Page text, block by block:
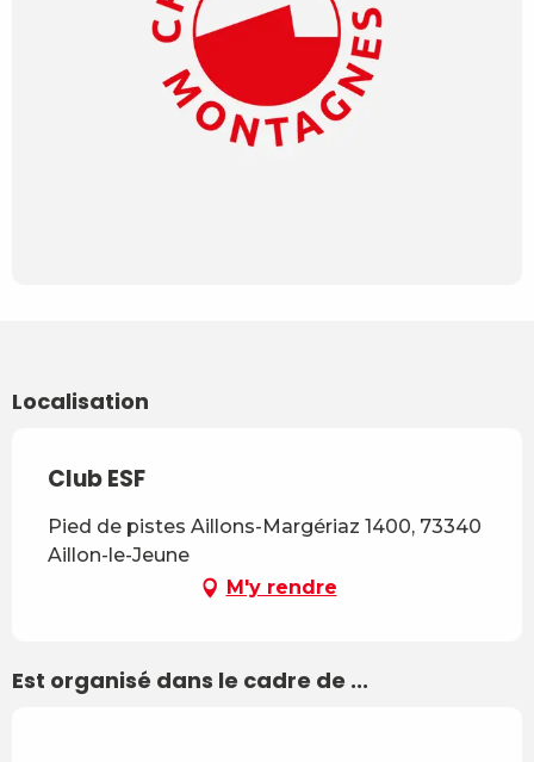
Localisation
Club ESF
Pied de pistes Aillons-Margériaz 1400, 73340
Aillon-le-Jeune
M'y rendre
Est organisé dans le cadre de ...